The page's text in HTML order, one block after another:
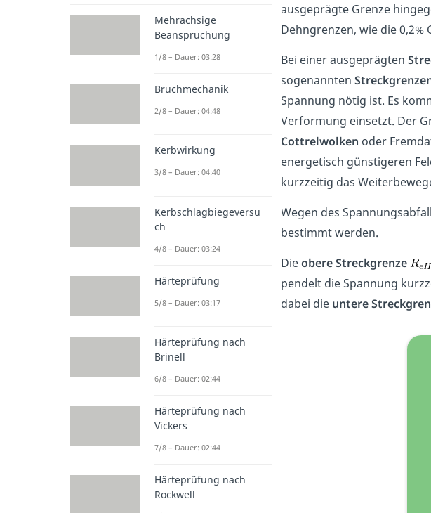
ausgeprägte Grenze
Dehngrenzen, wie die
Bei einer ausgeprägten
sogenannten
Spannung nötig ist. Es
Verformung einsetzt. Der
Cottrelwolken oder
energetisch günstigeren
kurzzeitig das
Wegen des
bestimmt werden.
Dieobere Streckgrenze
pendelt die Spannung
dabei die untere
Mehrachsige
Beanspruchung
1/8 – Dauer: 03:28
Bruchmechanik
2/8 – Dauer: 04:48
Kerbwirkung
3/8 – Dauer: 04:40
Kerbschlagbiegeversu
ch
4/8 – Dauer: 03:24
Härteprüfung
5/8 – Dauer: 03:17
Härteprüfung nach
Brinell
6/8 – Dauer: 02:44
Härteprüfung nach
Vickers
7/8 – Dauer: 02:44
Härteprüfung nach
Rockwell